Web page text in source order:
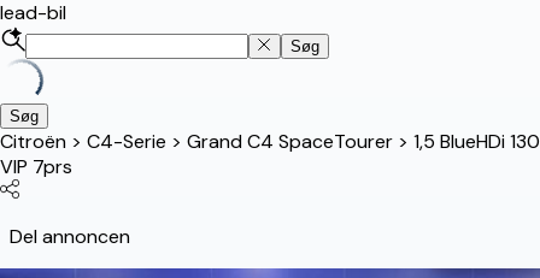
lead-bil
Søg
Søg
Citroën > C4-Serie > Grand C4 SpaceTourer > 1,5 BlueHDi 130
VIP 7prs
Del annoncen